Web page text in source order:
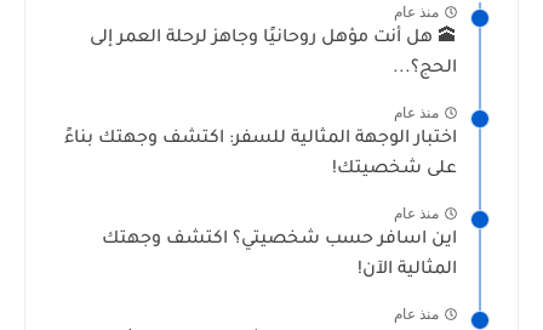
منذ عام
🕋 هل أنت مؤهل روحانيًا وجاهز لرحلة العمر إلى
الحج؟...
منذ عام
اختبار الوجهة المثالية للسفر: اكتشف وجهتك بناءً
على شخصيتك!
منذ عام
اين اسافر حسب شخصيتي؟ اكتشف وجهتك
المثالية الآن!
منذ عام